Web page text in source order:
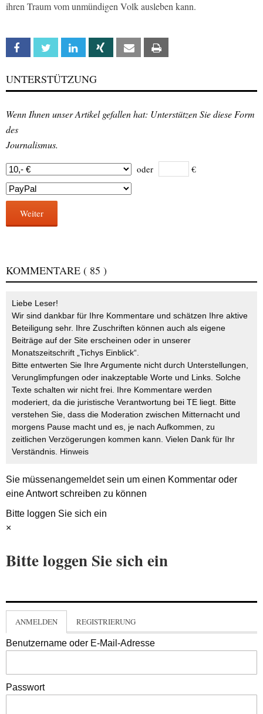
ihren Traum vom unmündigen Volk ausleben kann.
Facebook Twitter Linkedin Xing Email
UNTERSTÜTZUNG
Wenn Ihnen unser Artikel gefallen hat: Unterstützen Sie diese Form
des
Journalismus.
oder €
Weiter
KOMMENTARE ( 85 )
Liebe Leser!
Wir sind dankbar für Ihre Kommentare und schätzen Ihre aktive
Beteiligung sehr. Ihre Zuschriften können auch als eigene
Beiträge auf der Site erscheinen oder in unserer
Monatszeitschrift „Tichys Einblick“.
Bitte entwerten Sie Ihre Argumente nicht durch Unterstellungen,
Verunglimpfungen oder inakzeptable Worte und Links. Solche
Texte schalten wir nicht frei. Ihre Kommentare werden
moderiert, da die juristische Verantwortung bei TE liegt. Bitte
verstehen Sie, dass die Moderation zwischen Mitternacht und
morgens Pause macht und es, je nach Aufkommen, zu
zeitlichen Verzögerungen kommen kann. Vielen Dank für Ihr
Verständnis. Hinweis
Sie müssenangemeldetsein um einen Kommentar oder
eine Antwort schreiben zu können
Bitte loggen Sie sich ein
×
Bitte loggen Sie sich ein
ANMELDEN REGISTRIERUNG
Benutzername oder E-Mail-Adresse
Passwort